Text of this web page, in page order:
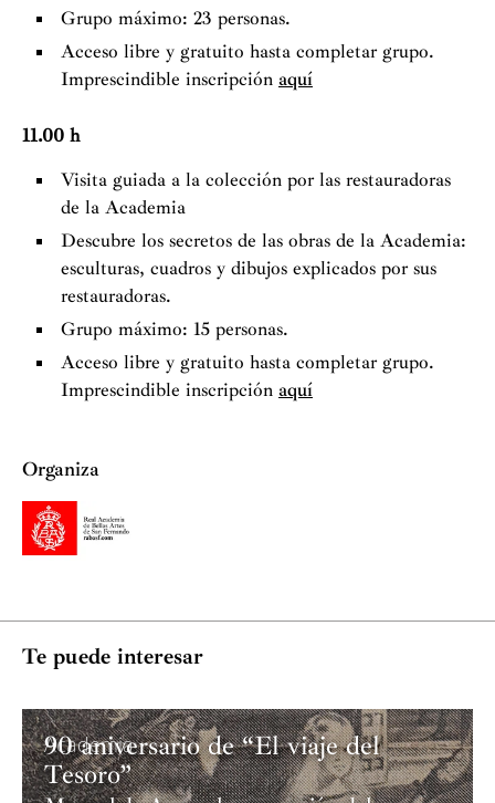
Grupo máximo: 23 personas.
Acceso libre y gratuito hasta completar grupo.
Imprescindible inscripción aquí
11.00 h
Visita guiada a la colección por las restauradoras
de la Academia
Descubre los secretos de las obras de la Academia:
esculturas, cuadros y dibujos explicados por sus
restauradoras.
Grupo máximo: 15 personas.
Acceso libre y gratuito hasta completar grupo.
Imprescindible inscripción aquí
Organiza
Te puede interesar
Academia
90 aniversario de “El viaje del
Tesoro”